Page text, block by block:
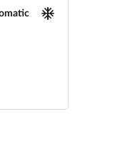
ac_unit